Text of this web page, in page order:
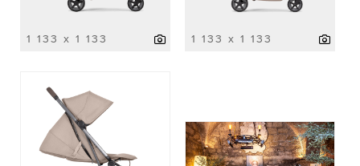
1 133 x 1 133 1 133 x 1 133